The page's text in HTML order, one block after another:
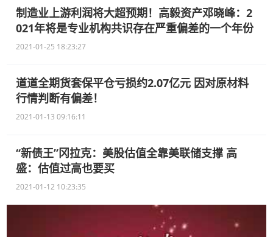
制造业上游利润将大超预期！高毅资产邓晓峰：2
021年将是专业机构共识存在严重偏差的一个年份
2021-01-25 18:23:27
道道全期货套保平仓亏损约2.07亿元 因对原材料
行情判断有偏差！
2021-01-13 09:16:11
“新债王”冈拉克：美股估值全靠美联储支撑 高
盛：估值过高也要买
2021-01-12 10:23:35